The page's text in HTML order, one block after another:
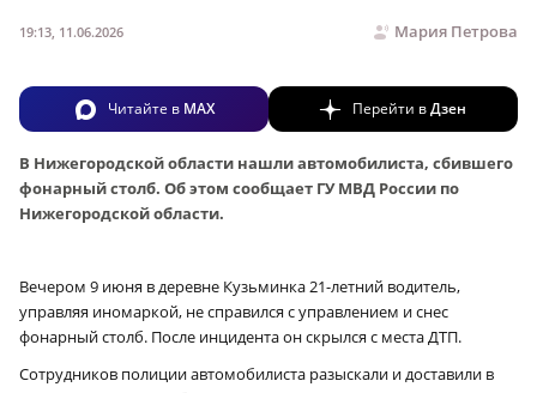
Мария Петрова
19:13, 11.06.2026
Читайте в MAX Перейти вДзен
В Нижегородской области нашли автомобилиста, сбившего
фонарный столб. Об этом сообщает ГУ МВД России по
Нижегородской области.
Вечером 9 июня в деревне Кузьминка 21-летний водитель,
управляя иномаркой, не справился с управлением и снес
фонарный столб. После инцидента он скрылся с места ДТП.
Сотрудников полиции автомобилиста разыскали и доставили в